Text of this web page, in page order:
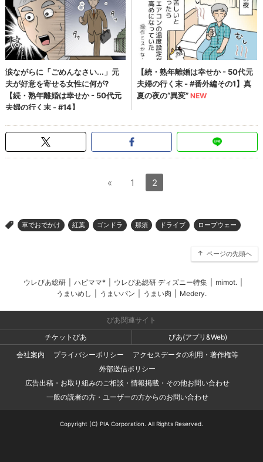
« 1 2
> 車でおでかけ 紅葉 ゴンドラ 那須 ドライブ ロープウェー
ページの先頭へ
ウレぴあ総研 ハピママ* ウレぴあ総研 ディズニー特集 mimot.
うまいめし
うまいパン うまい肉 Medery.
ぴあ関連サイト
チケットぴあ
ぴあ(アプリ&Web)
会社案内
プライバシーポリシー
アクセスデータの利用・著作権等
外部送信ポリシー
広告出稿・お取り組みのご相談・情報掲載・その他お問い合わせ
一般の読者の方・ユーザーの方からのお問い合わせ
Copyright (C) PIA Corporation. All Rights Reserved.